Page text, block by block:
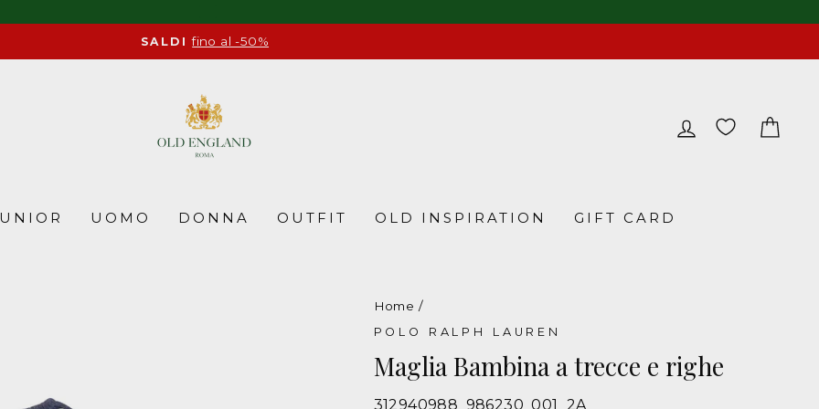
Pause
SALDI fino al -50%
LOG IN
UOMO DONNA OUTFIT OLD INSPIRATION GIFT CARD
Home /
POLO RALPH LAUREN
Maglia Bambina a trecce e righe
312940988_986230_001_2A